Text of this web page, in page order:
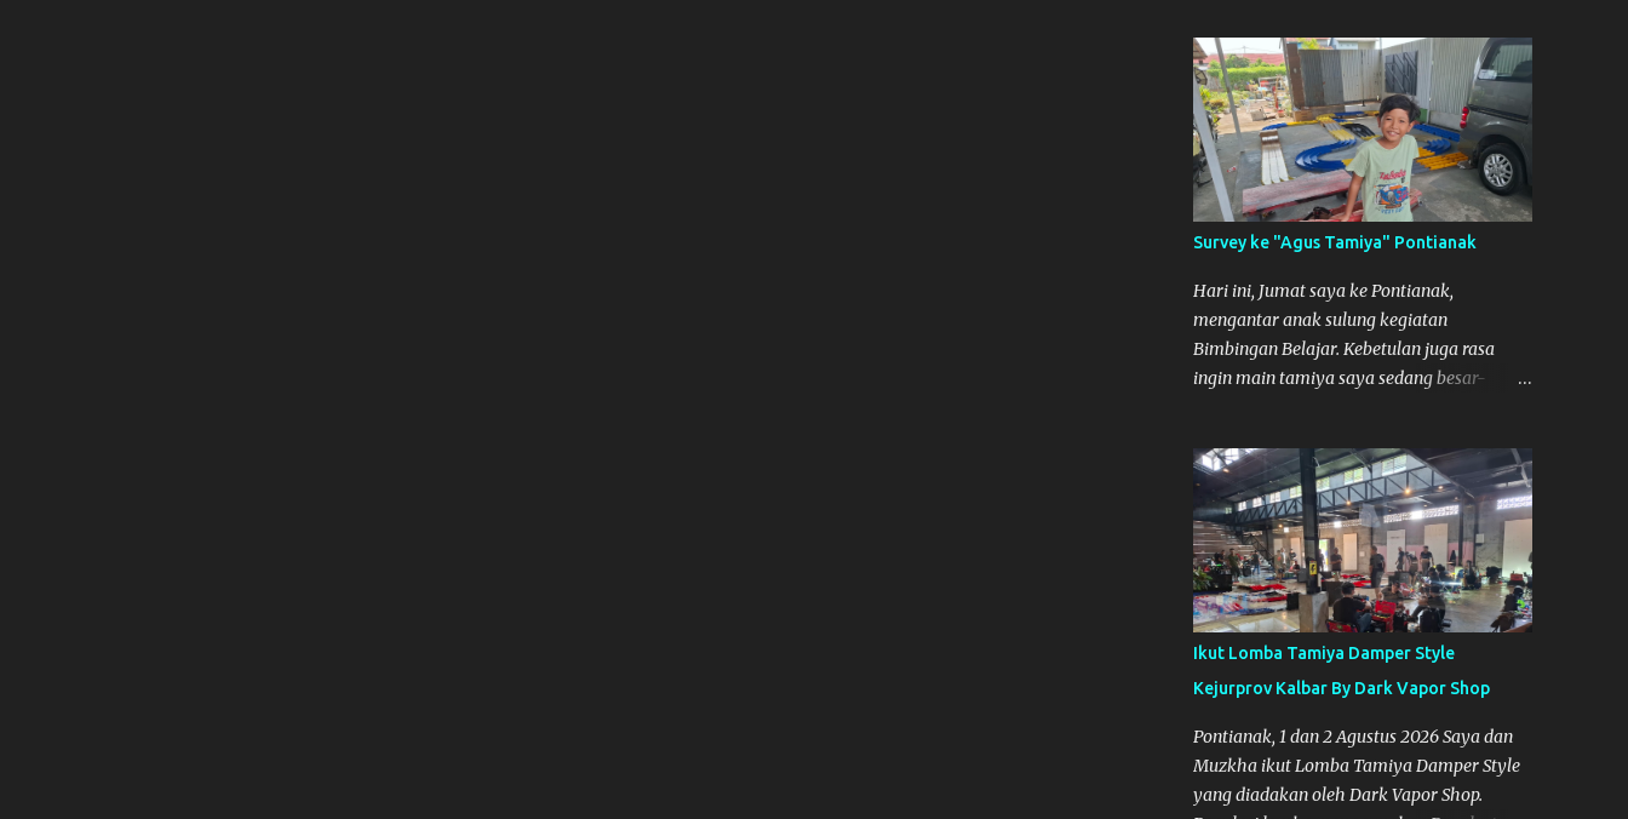
pengen tahu tempatnya. Datang dari
Mempawah kesini jam 12 lewat kalau ndak
salah., tokonya belum buka. kata ibu2
pemilik, bukanya di jam 1. Saya pulang dulu
ke rumah ortu di Sepakat, untuk istirahat.
So malamnya sebelum pulang ke
Mempawah saya sempatkan lagi kesini.
Saya belanja beberapa part disini. Untuk
Lokasi Tempat:
Survey ke "Agus Tamiya" Pontianak
Hari ini, Jumat saya ke Pontianak,
mengantar anak sulung kegiatan
Bimbingan Belajar. Kebetulan juga rasa
ingin main tamiya saya sedang besar-
Daripada bengong dan sambil nunggu anak
pulang, saya pikir enak kali ya main
Tamiya di Pontianak. Muzkha di Lokasi
Agus Tamiya
Ikut Lomba Tamiya Damper Style
Kejurprov Kalbar By Dark Vapor Shop
Pontianak, 1 dan 2 Agustus 2026 Saya dan
Muzkha ikut Lomba Tamiya Damper Style
yang diadakan oleh Dark Vapor Shop.